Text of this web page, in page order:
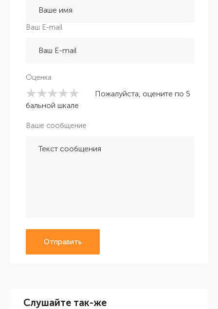
Ваш E-mail
Оценка
Пожалуйста, оцените по 5
бальной шкале
Ваше сообщение
Отправить
Слушайте так-же